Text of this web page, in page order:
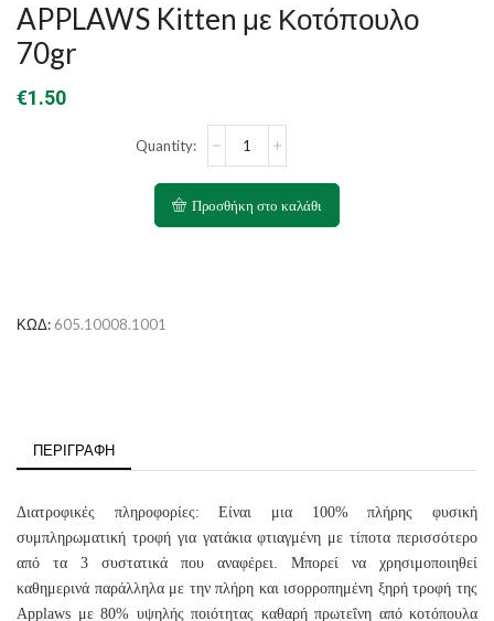
APPLAWS Kitten με Κοτόπουλο
70gr
€1.50
Kitten
70gr
ποσότητα
Προσθήκη στο καλάθι
ΚΩΔ: 605.10008.1001
ΠΕΡΙΓΡΑΦΉ
Διατροφικές πληροφορίες: Είναι μια 100% πλήρης φυσική
συμπληρωματική τροφή για γατάκια φτιαγμένη με τίποτα περισσότερο
από τα 3 συστατικά που αναφέρει. Μπορεί να χρησιμοποιηθεί
καθημερινά παράλληλα με την πλήρη και ισορροπημένη ξηρή τροφή της
Applaws με 80% υψηλής ποιότητας καθαρή πρωτεΐνη από κοτόπουλα